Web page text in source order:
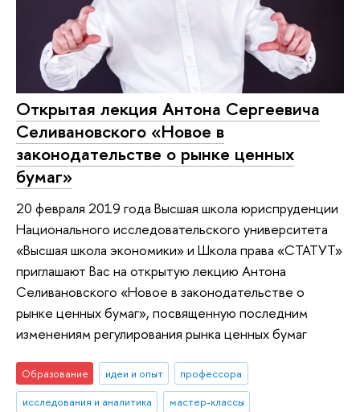
Открытая лекция Антона Сергеевича
Селивановского «Новое в
законодательстве о рынке ценных
бумаг»
20 февраля 2019 года Высшая школа юриспруденции
Национального исследовательского университета
«Высшая школа экономики» и Школа права «СТАТУТ»
приглашают Вас на открытую лекцию Антона
Селивановского «Новое в законодательстве о
рынке ценных бумаг», посвященную последним
изменениям регулирования рынка ценных бумаг
Образование идеи и опыт
профессора
исследования и аналитика
мастер-классы